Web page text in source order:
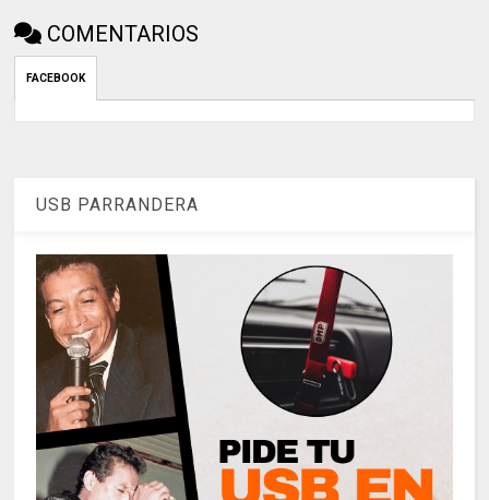
COMENTARIOS
FACEBOOK
USB PARRANDERA